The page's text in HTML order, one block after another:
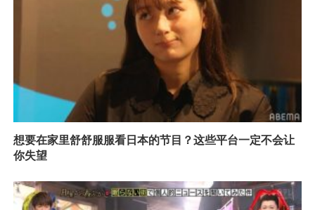
想要在家里舒舒服服看日本的节目？这些平台一定不会让
你失望